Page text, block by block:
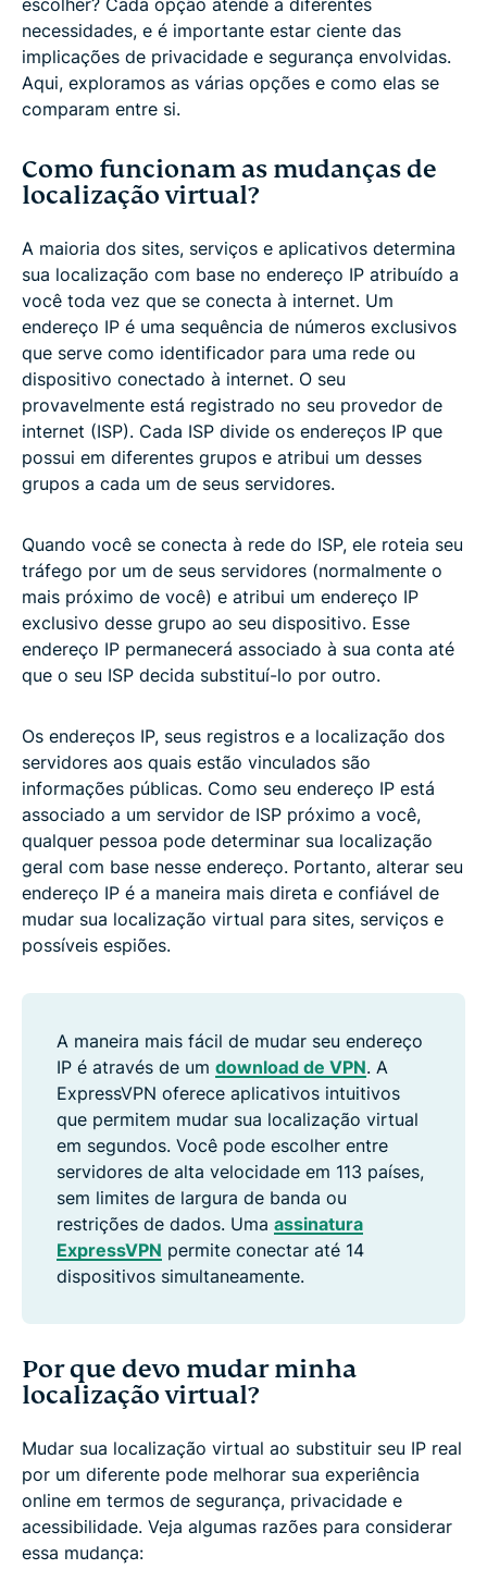
localização virtual?
Como mudar sua localização no iOS e Android
Qual é a melhor forma de mudar sua localização?
Com que frequência uma VPN muda seu endereço
IP?
Vou obter um endereço IP diferente toda vez que
me conectar a uma VPN?
É ilegal mudar sua localização com uma VPN?
necessidades, e é importante estar ciente das
implicações de privacidade e segurança envolvidas.
Aqui, exploramos as várias opções e como elas se
comparam entre si.
Como funcionam as mudanças de
localização virtual?
A maioria dos sites, serviços e aplicativos determina
sua localização com base no endereço IP atribuído a
você toda vez que se conecta à internet. Um
endereço IP é uma sequência de números exclusivos
que serve como identificador para uma rede ou
dispositivo conectado à internet. O seu
provavelmente está registrado no seu provedor de
internet (ISP). Cada ISP divide os endereços IP que
possui em diferentes grupos e atribui um desses
grupos a cada um de seus servidores.
Quando você se conecta à rede do ISP, ele roteia seu
tráfego por um de seus servidores (normalmente o
mais próximo de você) e atribui um endereço IP
exclusivo desse grupo ao seu dispositivo. Esse
endereço IP permanecerá associado à sua conta até
que o seu ISP decida substituí-lo por outro.
Os endereços IP, seus registros e a localização dos
servidores aos quais estão vinculados são
informações públicas. Como seu endereço IP está
associado a um servidor de ISP próximo a você,
qualquer pessoa pode determinar sua localização
geral com base nesse endereço. Portanto, alterar seu
endereço IP é a maneira mais direta e confiável de
mudar sua localização virtual para sites, serviços e
possíveis espiões.
A maneira mais fácil de mudar seu endereço
IP é através de um download de VPN. A
ExpressVPN oferece aplicativos intuitivos
que permitem mudar sua localização virtual
em segundos. Você pode escolher entre
servidores de alta velocidade em 113 países,
sem limites de largura de banda ou
restrições de dados. Uma assinatura
ExpressVPN permite conectar até 14
dispositivos simultaneamente.
Por que devo mudar minha
localização virtual?
Mudar sua localização virtual ao substituir seu IP real
por um diferente pode melhorar sua experiência
online em termos de segurança, privacidade e
acessibilidade. Veja algumas razões para considerar
essa mudança: